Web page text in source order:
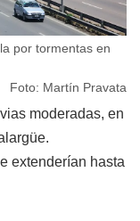
por tormentas en
Foto: Martín Pravata
moderadas, en
extenderían hasta